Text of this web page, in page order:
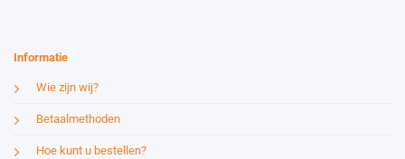
Informatie
Wie zijn wij?
Betaalmethoden
Hoe kunt u bestellen?